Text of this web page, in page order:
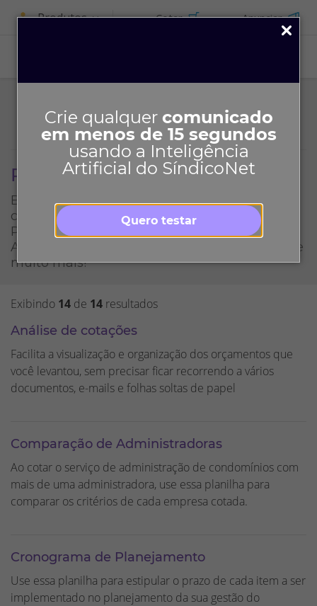
Crie qualquer comunicado
em menos de 15 segundos
usando a Inteligência
Artificial do SíndicoNet
Quero testar
Produtos Cotar Anunciar
Planilhas
Baixe planilhas para facilitar a gestão do seu
condomínio: Demonstrativo financeiro;
Previsão orçamentária; Consumo de água;
Análise de cotações; Escalas de funcionários e
muito mais!
Exibindo 14 de 14 resultados
Análise de cotações
Facilita a visualização e organização dos orçamentos que
você levantou, sem precisar ficar recorrendo a vários
documentos, e-mails e folhas soltas de papel
Comparação de Administradoras
Ao cotar o serviço de administração de condomínios com
mais de uma administradora, use essa planilha para
comparar os critérios de cada empresa cotada.
Cronograma de Planejamento
Use essa planilha para estipular o prazo de cada item a ser
implementado no planejamento da sua gestão do